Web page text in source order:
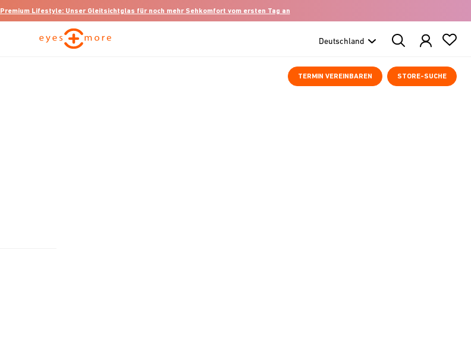
Premium Lifestyle: Unser Gleitsichtglas für noch mehr Sehkomfort vom ersten Tag an
Search
Products
TERMIN VEREINBAREN STORE-SUCHE